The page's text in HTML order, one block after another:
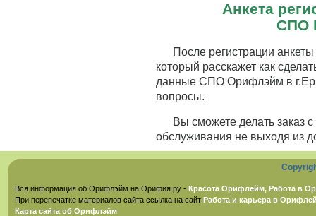
Анкета
СПО
После регистрации
который расскажет как
данные СПО Орифлэйм в
вопросы.
Вы сможете делать заказ
обслуживания не выходя из
Вся информация об Орифлэйм на Орифия.ру - Красота Орифлейм, Работа в
При перепечатке материалов сайта ссылка на сайт Работа и карьера в
Карта сайта об Орифлэйм